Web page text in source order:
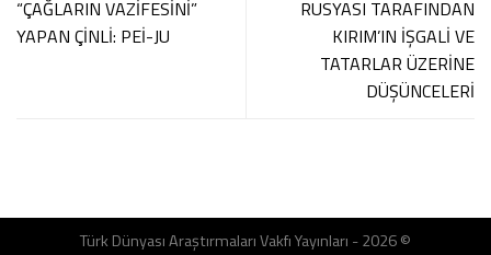
“ÇAĞLARIN VAZİFESİNİ”
YAPAN ÇİNLİ: PEİ-JU
RUSYASI TARAFINDAN
KIRIM’IN İŞGALİ VE
TATARLAR ÜZERİNE
DÜŞÜNCELERİ
Türk Dünyası Araştırmaları Vakfı Yayınları - 2026 ©